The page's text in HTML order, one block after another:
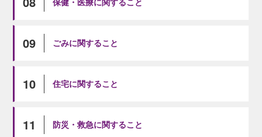
保健・医療に関すること
09 ごみに関すること
10 住宅に関すること
11 防災・救急に関すること